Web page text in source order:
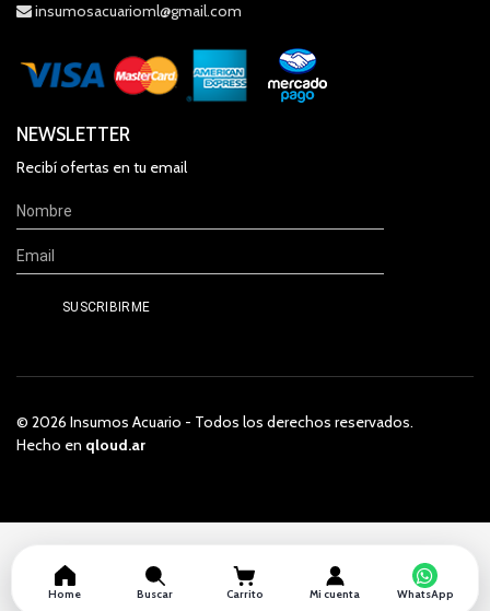
insumosacuarioml@gmail.com
NEWSLETTER
Recibí ofertas en tu email
© 2026 Insumos Acuario - Todos los derechos reservados.
Hecho en qloud.ar
Home Buscar Carrito Mi cuenta